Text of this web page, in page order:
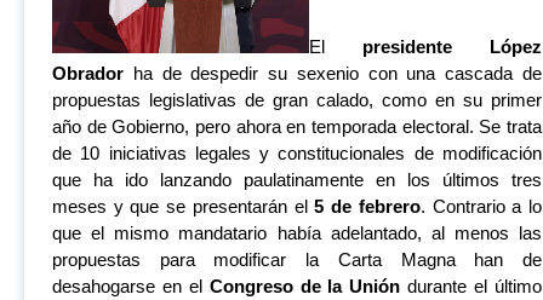
El presidente López
Obrador ha de despedir su sexenio con una cascada de
propuestas legislativas de gran calado, como en su primer
año de Gobierno, pero ahora en temporada electoral. Se trata
de 10 iniciativas legales y constitucionales de modificación
que ha ido lanzando paulatinamente en los últimos tres
meses y que se presentarán el5 de febrero. Contrario a lo
que el mismo mandatario había adelantado, al menos las
propuestas para modificar la Carta Magna han de
desahogarse en el Congreso de la Unión durante el último